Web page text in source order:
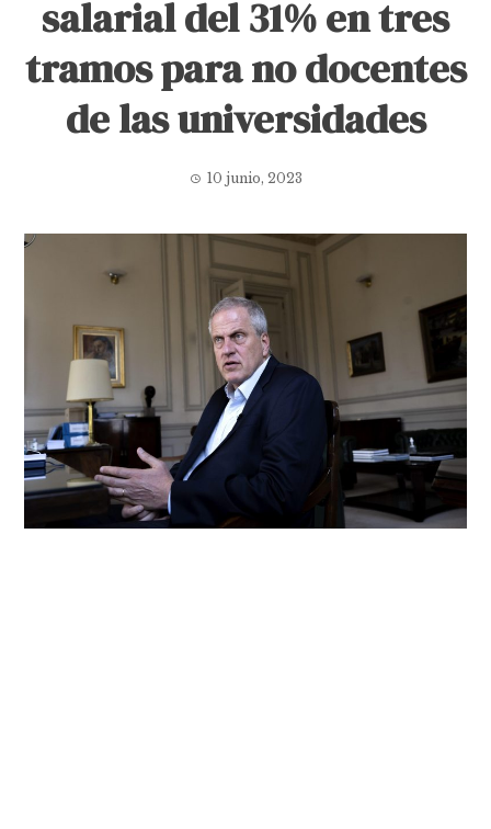
salarial del 31% en tres
tramos para no docentes
de las universidades
10 junio, 2023